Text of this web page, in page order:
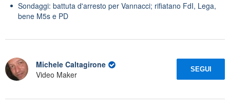
Sondaggi: battuta d'arresto per Vannacci; rifiatano FdI, Lega,
bene M5s e PD
Michele Caltagirone
Video Maker
SEGUI